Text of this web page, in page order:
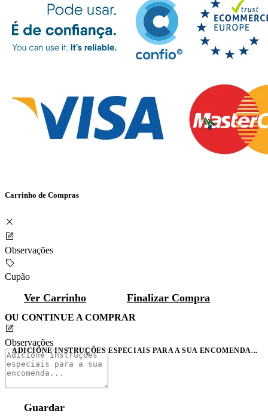
Carrinho de Compras
Observações
Cupão
Ver Carrinho Finalizar Compra
OU CONTINUE A COMPRAR
Observações
ADICIONE INSTRUÇÕES ESPECIAIS PARA A SUA ENCOMENDA...
Guardar